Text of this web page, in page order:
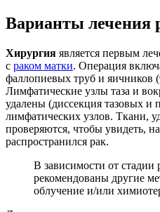
Варианты лечения
Хирургия является первым
с раком матки. Операция
фаллопиевых труб и яичников
Лимфатические узлы таза и
удалены (диссекция тазовых и
лимфатических узлов. Ткани,
проверяются, чтобы увидеть,
распространился рак.
В зависимости от стадии
рекомендованы другие
облучение и/или